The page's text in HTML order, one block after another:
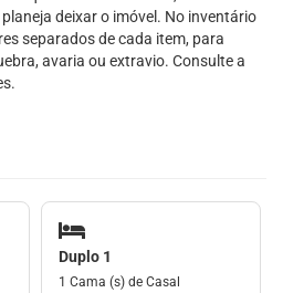
deixar o imóvel. No inventário
separados de cada item, para
avaria ou extravio. Consulte a
Duplo 1
1 Cama (s) de Casal